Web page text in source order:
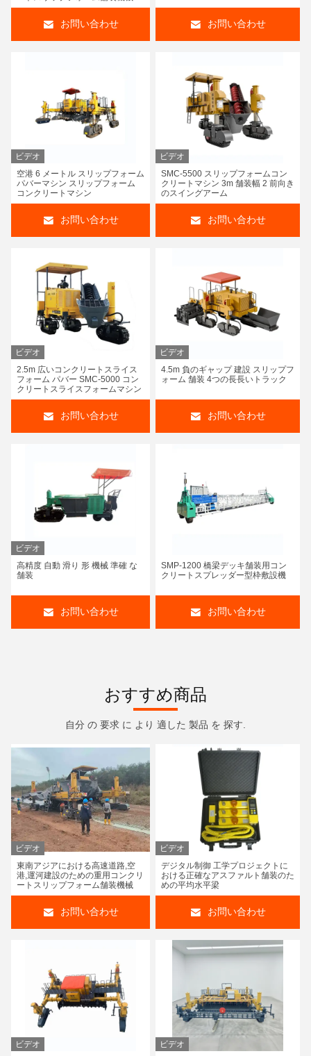
お問い合わせ お問い合わせ
ビデオ
空港 6 メートル スリップフォーム
パバーマシン スリップフォーム
コンクリートマシン
お問い合わせ
ビデオ
SMC-5500 スリップフォームコン
クリートマシン 3m 舗装幅 2 前向き
のスイングアーム
お問い合わせ
ビデオ
2.5m 広いコンクリートスライス
フォーム パバー SMC-5000 コン
クリートスライスフォームマシン
お問い合わせ
ビデオ
4.5m 負のギャップ 建設 スリップフ
ォーム 舗装 4つの長長いトラック
お問い合わせ
ビデオ
高精度 自動 滑り 形 機械 準確 な
舗装
お問い合わせ
SMP-1200 橋梁デッキ舗装用コン
クリートスプレッダー型枠敷設機
お問い合わせ
おすすめ商品
自分 の 要求 に より 適した 製品 を 探す.
ビデオ
東南アジアにおける高速道路,空
港,運河建設のための重用コンクリ
ートスリップフォーム舗装機械
お問い合わせ
ビデオ
デジタル制御 工学プロジェクトに
おける正確なアスファルト舗装のた
めの平均水平梁
お問い合わせ
ビデオ
ビデオ